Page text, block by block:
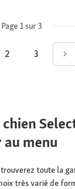
Page 1 sur 3
2 3
menu
toute la
très varié de